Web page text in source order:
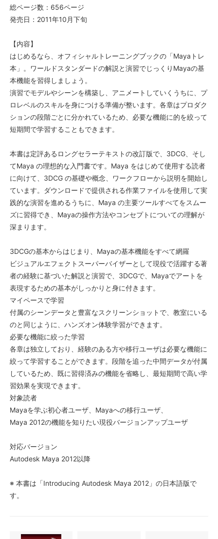
総ページ数：656ページ
発売日：2011年10月下旬
【内容】
はじめるなら、オフィシャルトレーニングブックの「Mayaトレ
本」。ワールドスタンダードの解説と演習でじっくりMayaの基
本機能を習得しましょう。
演習でモデルやシーンを構築し、アニメートしていくうちに、プ
ロレベルのスキルを身につける準備が整います。各章はプロダク
ションの段階ごとに分かれているため、必要な機能に的を絞って
短期間で学習することもできます。
本書は定評あるロングセラーテキストの改訂版で、3DCG、そし
てMaya の理想的な入門書です。Maya をはじめて使用する読者
に向けて、3DCG の基礎や概念、ワークフローから説明を開始し
ています。ダウンロードで提供される作業ファイルを使用して実
践的な演習を進めるうちに、Maya の主要ツールすべてをスムー
ズに習得でき、Mayaの操作方法やコンセプトについての理解が
深まります。
3DCGの基本からはじまり、Mayaの基本機能をすべて網羅
ビジュアルエフェクトスーパーバイザーとして現役で活躍する著
者の経験に基づいた解説と演習で、3DCGで、Mayaでアートを
表現するための基本がしっかりと身に付きます。
マイペースで学習
付属のシーンデータと豊富なスクリーンショットで、教室にいる
のと同じように、ハンズオン体験学習ができます。
必要な機能に絞った学習
各章は独立しており、経験のある方や移行ユーザは必要な機能に
絞って学習することができます。段階を追った中間データが付属
しているため、既に習得済みの機能を省略し、最短期間で高い学
習効果を実現できます。
対象読者
Mayaを学ぶ初心者ユーザ、Mayaへの移行ユーザ、
Maya 2012の機能を知りたい現役バージョンアップユーザ
対応バージョン
Autodesk Maya 2012以降
※ 本書は「Introducing Autodesk Maya 2012」の日本語版で
す。